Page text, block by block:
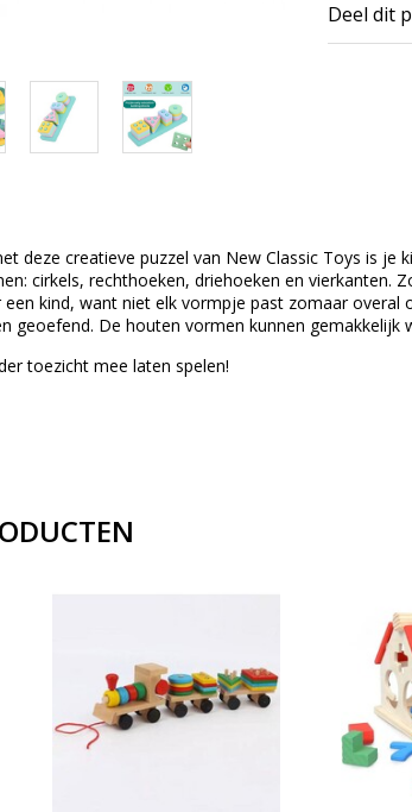
Deel dit
deze creatieve puzzel van New Classic Toys is
cirkels, rechthoeken, driehoeken en vierkanten.
kind, want niet elk vormpje past zomaar
geoefend. De houten vormen kunnen gemakkelijk
toezicht mee laten spelen!